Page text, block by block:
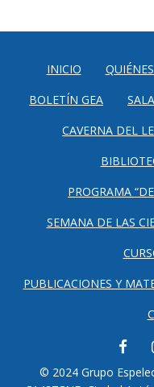
INICIO
BOLETÍN GEA
CAVERNA DEL
PROGRAMA
SEMANA DE LAS
PUBLICACIONES Y
© 2024 Grupo